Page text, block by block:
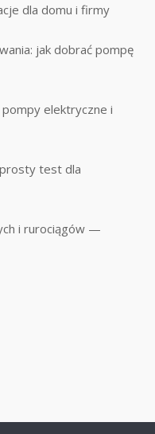
dla domu i firmy
jak dobrać pompę
elektryczne i
test dla
i rurociągów —